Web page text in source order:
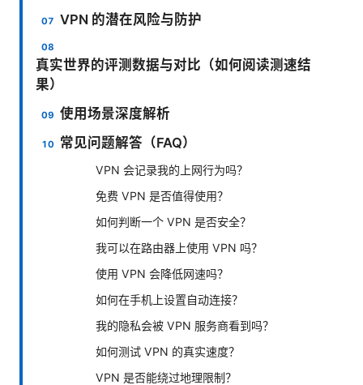
VPN 的潜在风险与防护
真实世界的评测数据与对比（如何阅读测速结
果）
使用场景深度解析
常见问题解答（FAQ）
VPN 会记录我的上网行为吗？
免费 VPN 是否值得使用？
如何判断一个 VPN 是否安全？
我可以在路由器上使用 VPN 吗？
使用 VPN 会降低网速吗？
如何在手机上设置自动连接？
我的隐私会被 VPN 服务商看到吗？
如何测试 VPN 的真实速度？
VPN 是否能绕过地理限制？